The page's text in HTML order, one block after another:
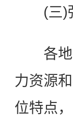
(三)强
各地文
力资源
位特点